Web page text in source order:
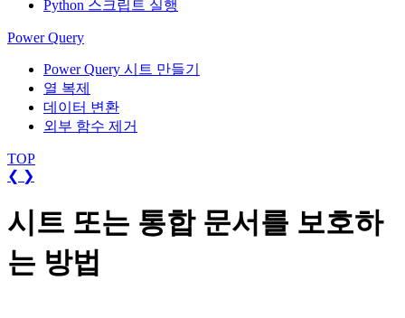
Python 스크립트 실행
Power Query
Power Query 시트 만들기
열 복제
데이터 변환
외부 함수 제거
TOP
❮ ❯
시트 또는 통합 문서를 보호하
는 방법